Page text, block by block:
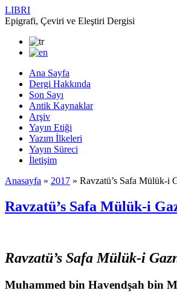
LIBRI
Epigrafi, Çeviri ve Eleştiri Dergisi
Ana Sayfa
Dergi Hakkında
Son Sayı
Antik Kaynaklar
Arşiv
Yayın Etiği
Yazım İlkeleri
Yayın Süreci
İletişim
Anasayfa » 2017 » Ravzatü’s Safa Mülük-i
Ravzatü’s Safa Mülük-i
Ravzatü’s Safa Mülük-i
Muhammed bin Havendşah bin